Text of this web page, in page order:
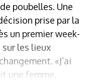
poubelles. Une
prise par la
un premier week-
les lieux
«J’ai
une femme.